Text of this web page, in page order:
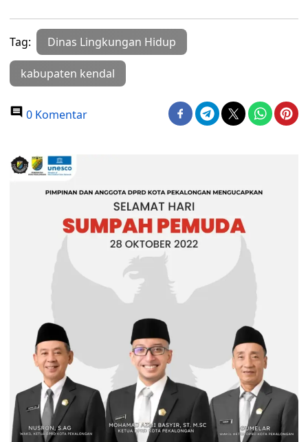
Tag: Dinas Lingkungan Hidup
kabupaten kendal
0 Komentar